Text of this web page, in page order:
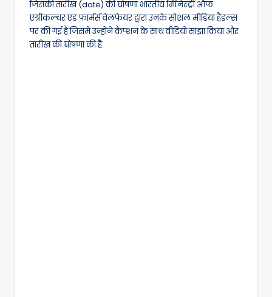
जिसकी तारीख (date) की घोषणा भारतीय मिनिस्ट्री ऑफ
एग्रीकल्चर एंड फार्मर्स वेलफेयर द्वारा उनके सोशल मीडिया हैंडल्स
पर की गई है जिसमें उन्होंने कैप्शन के साथ वीडियो साझा किया और
तारीख की घोषणा की है.